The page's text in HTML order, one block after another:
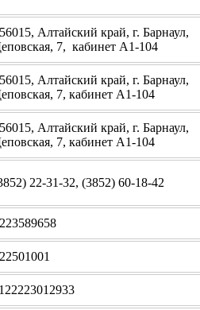
Алтайский край, г. Барнаул,
7, кабинет А1-104
Алтайский край, г. Барнаул,
7, кабинет А1-104
Алтайский край, г. Барнаул,
7, кабинет А1-104
22-31-32, (3852) 60-18-42